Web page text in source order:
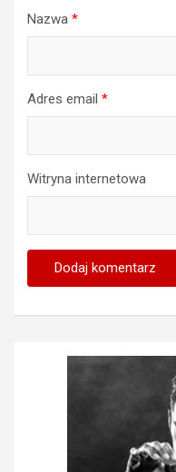
Nazwa *
Adres email *
Witryna internetowa